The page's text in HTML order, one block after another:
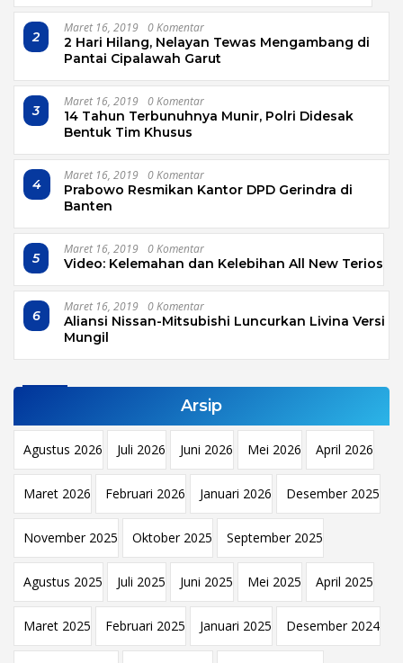
2
Maret 16, 2019 0 Komentar
2 Hari Hilang, Nelayan Tewas Mengambang di
Pantai Cipalawah Garut
3
Maret 16, 2019 0 Komentar
14 Tahun Terbunuhnya Munir, Polri Didesak
Bentuk Tim Khusus
4
Maret 16, 2019 0 Komentar
Prabowo Resmikan Kantor DPD Gerindra di
Banten
5
Maret 16, 2019 0 Komentar
Video: Kelemahan dan Kelebihan All New Terios
6
Maret 16, 2019 0 Komentar
Aliansi Nissan-Mitsubishi Luncurkan Livina Versi
Mungil
Arsip
Agustus 2026 Juli 2026 Juni 2026 Mei 2026 April 2026
Maret 2026 Februari 2026 Januari 2026 Desember 2025
November 2025 Oktober 2025 September 2025
Agustus 2025 Juli 2025 Juni 2025 Mei 2025 April 2025
Maret 2025 Februari 2025 Januari 2025 Desember 2024